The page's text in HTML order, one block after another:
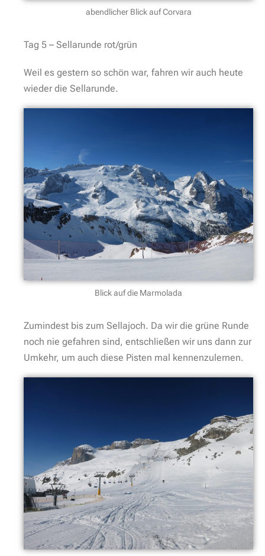
abendlicher Blick auf Corvara
Tag 5 – Sellarunde rot/grün
Weil es gestern so schön war, fahren wir auch heute
wieder die Sellarunde.
Blick auf die Marmolada
Zumindest bis zum Sellajoch. Da wir die grüne Runde
noch nie gefahren sind, entschließen wir uns dann zur
Umkehr, um auch diese Pisten mal kennenzulernen.